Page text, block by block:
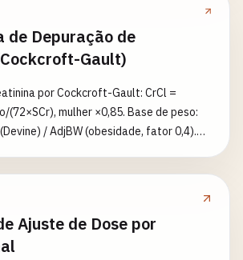
de Depuração de
Gault)
por Cockcroft-Gault: CrCl =
(72×SCr), mulher ×0,85. Base de peso:
/ AdjBW (obesidade, fator 0,4).
Ajuste de Dose por